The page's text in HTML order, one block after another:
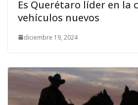
Es Querétaro líder en la
vehículos nuevos
diciembre 19, 2024